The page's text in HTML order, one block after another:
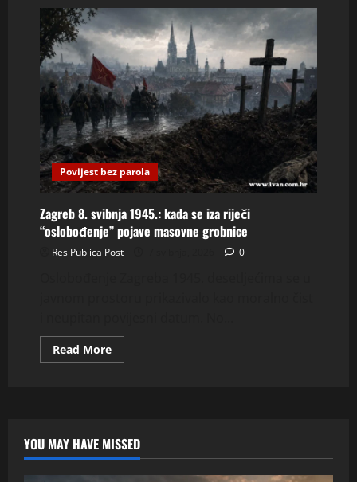
Povijest bez parola
Zagreb 8. svibnja 1945.: kada se iza riječi
“oslobođenje” pojave masovne grobnice
Res Publica Post 0
Read MoreRead
more
se
iza
riječi
“oslobođenje”
YOU MAY HAVE MISSED